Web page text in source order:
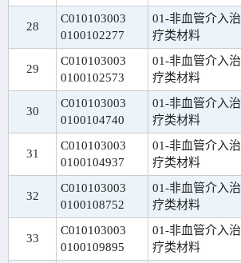
28
C010103003
0100102277
01-非血管介入治
疗类材料
29
C010103003
0100102573
01-非血管介入治
疗类材料
30
C010103003
0100104740
01-非血管介入治
疗类材料
31
C010103003
0100104937
01-非血管介入治
疗类材料
32
C010103003
0100108752
01-非血管介入治
疗类材料
33
C010103003
0100109895
01-非血管介入治
疗类材料